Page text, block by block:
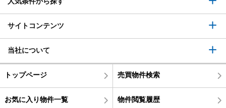
サイトコンテンツ
当社について
トップページ 売買物件検索
お気に入り物件一覧 物件閲覧履歴